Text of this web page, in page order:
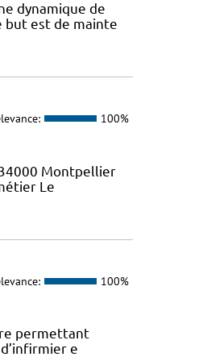
dynamique de
but est de mainte
100%
Montpellier
Le
100%
permettant
e